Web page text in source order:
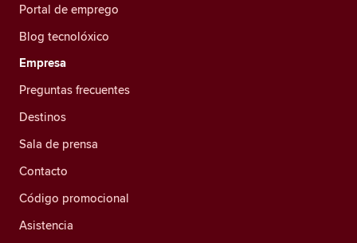
Portal de emprego
Blog tecnolóxico
Empresa
Preguntas frecuentes
Destinos
Sala de prensa
Contacto
Código promocional
Asistencia